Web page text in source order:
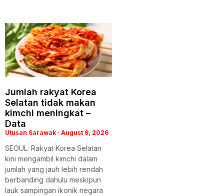
Jumlah rakyat Korea
Selatan tidak makan
kimchi meningkat –
Data
Utusan Sarawak August 9, 2026
SEOUL: Rakyat Korea Selatan
kini mengambil kimchi dalam
jumlah yang jauh lebih rendah
berbanding dahulu meskipun
lauk sampingan ikonik negara